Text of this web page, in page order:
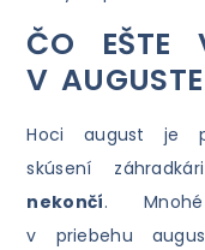
ČO EŠTE
V AUGUSTE
Hoci august je
skúsení
nekončí.
v priebehu